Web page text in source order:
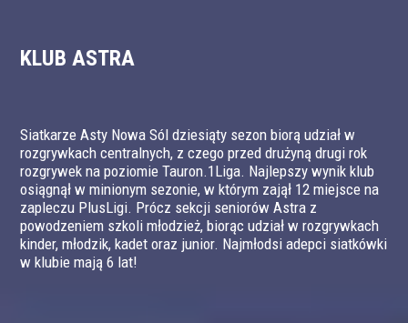
KLUB ASTRA
Siatkarze Asty Nowa Sól dziesiąty sezon biorą udział w
rozgrywkach centralnych, z czego przed drużyną drugi rok
rozgrywek na poziomie Tauron.1Liga. Najlepszy wynik klub
osiągnął w minionym sezonie, w którym zajął 12 miejsce na
zapleczu PlusLigi. Prócz sekcji seniorów Astra z
powodzeniem szkoli młodzież, biorąc udział w rozgrywkach
kinder, młodzik, kadet oraz junior. Najmłodsi adepci siatkówki
w klubie mają 6 lat!